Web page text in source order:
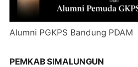
Alumni PGKPS Bandung PDAM
PEMKAB SIMALUNGUN